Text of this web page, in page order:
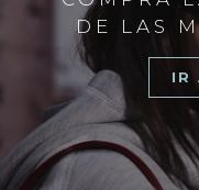
DE LAS
IR